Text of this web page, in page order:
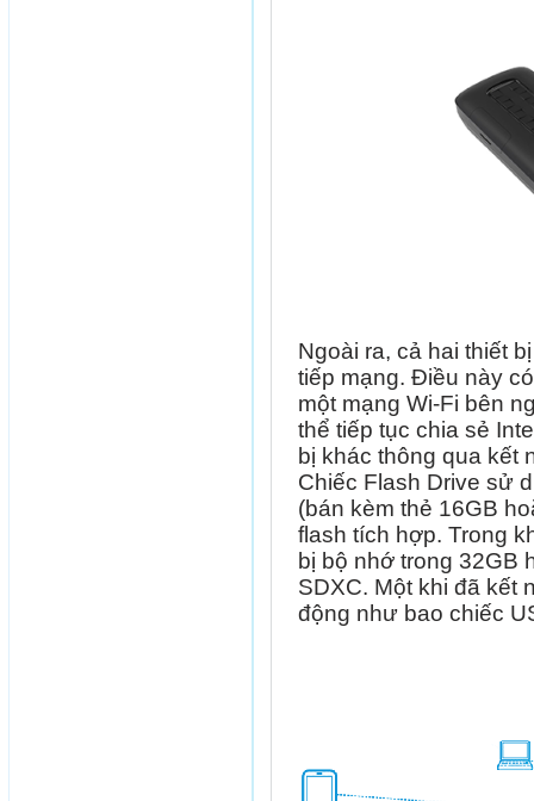
Ngoài ra, cả hai thiết
tiếp mạng. Điều này
một mạng Wi-Fi bên
thể tiếp tục chia sẻ
bị khác thông qua kết
Chiếc Flash Drive sử
(bán kèm thẻ 16GB
flash tích hợp. Trong
bị bộ nhớ trong 32GB
SDXC. Một khi đã kết
động như bao chiếc